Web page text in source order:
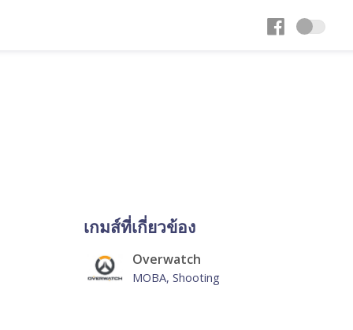
เกมส์ที่เกี่ยวข้อง
Overwatch
MOBA, Shooting